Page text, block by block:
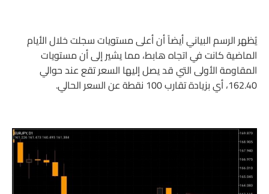
يُظهر الرسم البياني أيضاً أن أعلى مستويات سجلت خلال الأيام
الماضية كانت في اتجاه هابط، مما يشير إلى أن مستويات
المقاومة الأولى التي قد يصل إليها السعر تقع عند حوالي
162.40، أي بزيادة تقارب 100 نقطة عن السعر الحالي.